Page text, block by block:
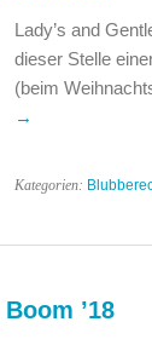
Lady’s and
dieser Stelle
(beim
→
Kategorien:
Boom ’18